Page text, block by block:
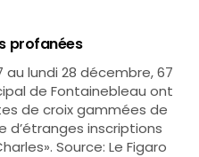
profanées
lundi 28 décembre, 67
de Fontainebleau ont
de croix gammées de
d’étranges inscriptions
Source: Le Figaro